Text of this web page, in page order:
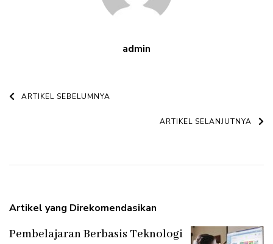
admin
Navigasi
ARTIKEL SEBELUMNYA
ARTIKEL SELANJUTNYA
Artikel yang Direkomendasikan
Pembelajaran Berbasis Teknologi